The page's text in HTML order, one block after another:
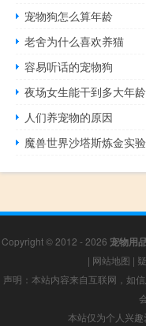
宠物狗怎么算年龄
老舍为什么喜欢养猫
容易听话的宠物狗
夜场女生能干到多大年龄
人们养宠物的原因
魔兽世界沙塔斯炼金实
Copyright © 2012 - 2026 宠物用
| 网站地图 |
声明：本站内容来自互联网，如
本站仅为个人兴